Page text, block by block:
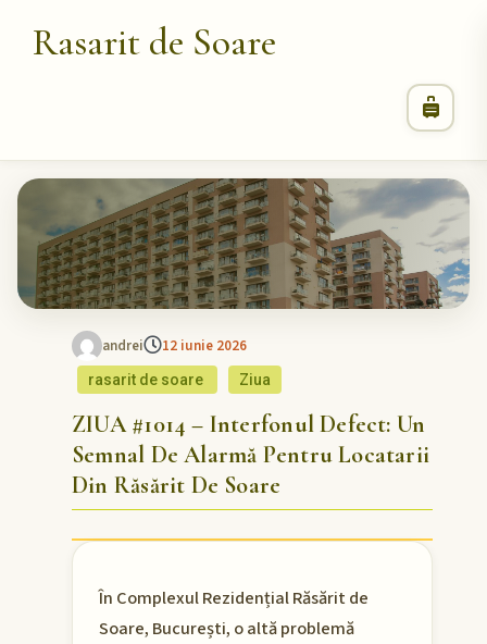
Rasarit de Soare
andrei 12 iunie 2026
rasarit de soare Ziua
ZIUA #1014 – Interfonul Defect: Un
Semnal De Alarmă Pentru Locatarii
Din Răsărit De Soare
În Complexul Rezidențial Răsărit de
Soare, București, o altă problemă